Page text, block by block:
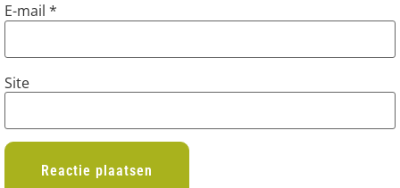
E-mail *
Site